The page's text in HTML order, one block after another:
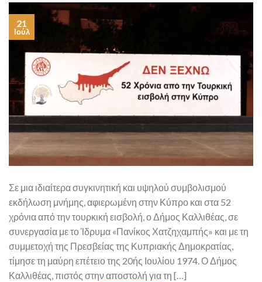
21
Ιούλ
Σε μια ιδιαίτερα συγκινητική και υψηλού συμβολισμού
εκδήλωση μνήμης, αφιερωμένη στην Κύπρο και στα 52
χρόνια από την τουρκική εισβολή, ο Δήμος Καλλιθέας, σε
συνεργασία με το Ίδρυμα «Πανίκος Χατζηχαμπής» και με τη
συμμετοχή της Πρεσβείας της Κυπριακής Δημοκρατίας,
τίμησε τη μαύρη επέτειο της 20ής Ιουλίου 1974. Ο Δήμος
Καλλιθέας, πιστός στην αποστολή για τη […]